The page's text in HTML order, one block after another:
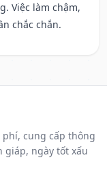
Việc làm chậm,
chắc chắn.
cung cấp thông
giáp, ngày tốt xấu